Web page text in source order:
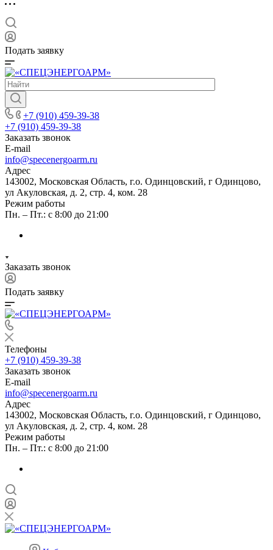
Подать заявку
+7 (910) 459-39-38
+7 (910) 459-39-38
Заказать звонок
E-mail
info@specenergoarm.ru
Адрес
143002, Московская Область, г.о. Одинцовский, г Одинцово,
ул Акуловская, д. 2, стр. 4, ком. 28
Режим работы
Пн. – Пт.: с 8:00 до 21:00
Заказать звонок
Подать заявку
Телефоны
+7 (910) 459-39-38
Заказать звонок
E-mail
info@specenergoarm.ru
Адрес
143002, Московская Область, г.о. Одинцовский, г Одинцово,
ул Акуловская, д. 2, стр. 4, ком. 28
Режим работы
Пн. – Пт.: с 8:00 до 21:00